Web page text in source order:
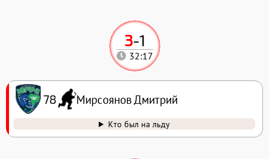
3-1
32:17
78 Мирсоянов Дмитрий
Кто был на льду